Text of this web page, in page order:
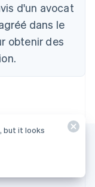
d'un avocat
dans le
obtenir des
but it looks